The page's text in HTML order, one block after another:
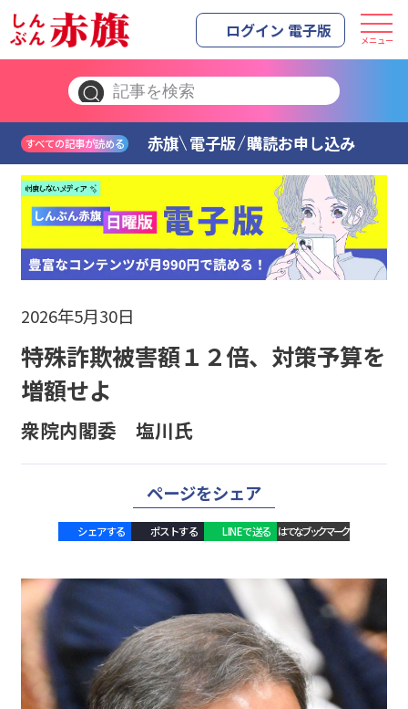
ログイン 電子版 メニュー
すべての記事が読める 赤旗 電子版 購読お申し込み
2026年5月30日
特殊詐欺被害額１２倍、対策予算を
増額せよ
衆院内閣委 塩川氏
ページをシェア
シェアする ポストする LINEで送る はてなブックマーク